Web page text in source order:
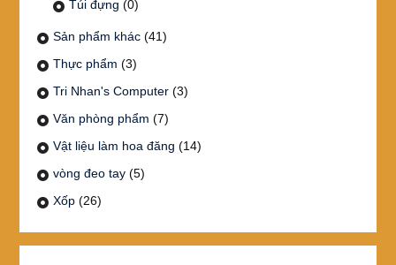
Túi đựng (0)
Sản phẩm khác (41)
Thực phẩm (3)
Tri Nhan's Computer (3)
Văn phòng phẩm (7)
Vật liệu làm hoa đăng (14)
vòng đeo tay (5)
Xốp (26)